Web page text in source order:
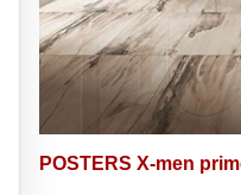
POSTERS X-men